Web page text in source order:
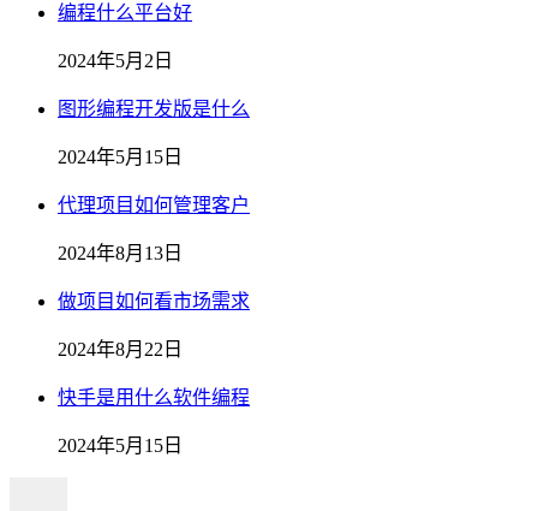
编程什么平台好
2024年5月2日
图形编程开发版是什么
2024年5月15日
代理项目如何管理客户
2024年8月13日
做项目如何看市场需求
2024年8月22日
快手是用什么软件编程
2024年5月15日